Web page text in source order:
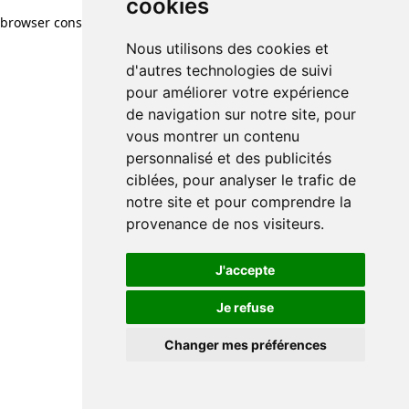
cookies
Nous utilisons des cookies et
d'autres technologies de suivi
pour améliorer votre expérience
de navigation sur notre site, pour
vous montrer un contenu
personnalisé et des publicités
ciblées, pour analyser le trafic de
notre site et pour comprendre la
provenance de nos visiteurs.
J'accepte
Je refuse
Changer mes préférences
browser console for more information)